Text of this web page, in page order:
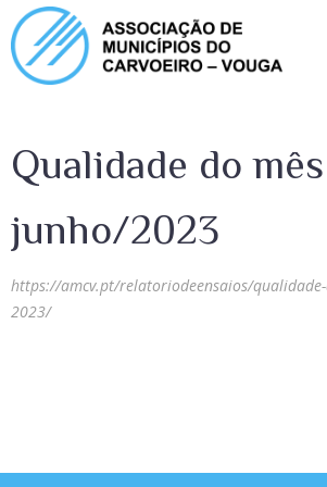
Qualidade do
junho/2023
https://amcv.pt/relatoriodeensaios/qualidade-
2023/